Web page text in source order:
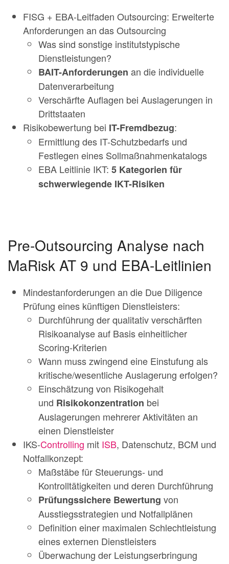
FISG + EBA-Leitfaden Outsourcing: Erweiterte
Anforderungen an das Outsourcing
Was sind sonstige institutstypische
Dienstleistungen?
BAIT-Anforderungen an die individuelle
Datenverarbeitung
Verschärfte Auflagen bei Auslagerungen in
Drittstaaten
Risikobewertung bei IT-Fremdbezug:
Ermittlung des IT-Schutzbedarfs und
Festlegen eines Sollmaßnahmenkatalogs
EBA Leitlinie IKT: 5 Kategorien für
schwerwiegende IKT-Risiken
Pre-Outsourcing Analyse nach
MaRisk AT 9 und EBA-Leitlinien
Mindestanforderungen an die Due Diligence
Prüfung eines künftigen Dienstleisters:
Durchführung der qualitativ verschärften
Risikoanalyse auf Basis einheitlicher
Scoring-Kriterien
Wann muss zwingend eine Einstufung als
kritische/wesentliche Auslagerung erfolgen?
Einschätzung von Risikogehalt
und Risikokonzentration bei
Auslagerungen mehrerer Aktivitäten an
einen Dienstleister
IKS-Controlling mit ISB, Datenschutz, BCM und
Notfallkonzept:
Maßstäbe für Steuerungs- und
Kontrolltätigkeiten und deren Durchführung
Prüfungssichere Bewertung von
Ausstiegsstrategien und Notfallplänen
Definition einer maximalen Schlechtleistung
eines externen Dienstleisters
Überwachung der Leistungserbringung